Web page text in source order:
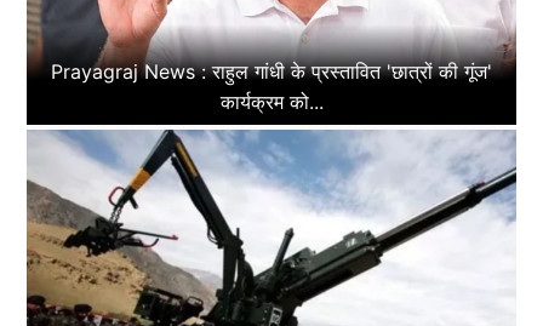
Prayagraj News : राहुल गांधी के प्रस्तावित 'छात्रों की गूंज'
कार्यक्रम को...